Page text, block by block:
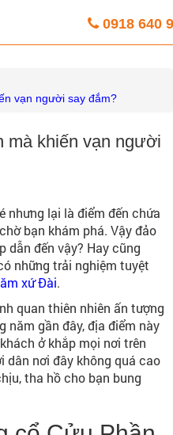
0918 640
vạn người say đắm?
mà khiến vạn người
nhưng lại là điểm đến chứa
bạn khám phá. Vậy đảo
dẫn đến vậy? Hay cũng
những trải nghiệm tuyệt
xứ Đài.
quan thiên nhiên ấn tượng
năm gần đây, địa điểm này
ở khắp mọi nơi trên
dân nơi đây không quá cao
tha hồ cho bạn bung